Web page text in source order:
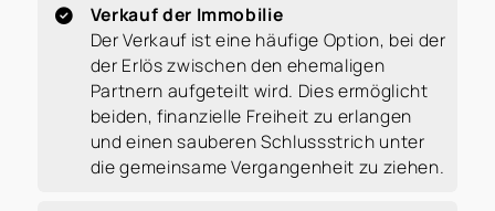
Verkauf der Immobilie
Der Verkauf ist eine häufige Option, bei der
der Erlös zwischen den ehemaligen
Partnern aufgeteilt wird. Dies ermöglicht
beiden, finanzielle Freiheit zu erlangen
und einen sauberen Schlussstrich unter
die gemeinsame Vergangenheit zu ziehen.